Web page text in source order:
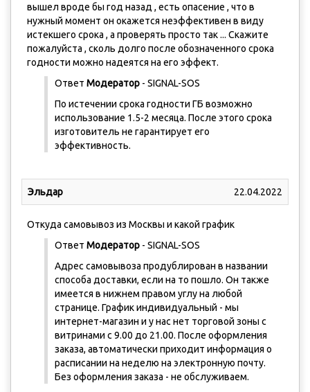
вышел вроде бы год назад , есть опасение , что в
нужный момент он окажется неэффективен в виду
истекшего срока , а проверять просто так ... Скажите
пожалуйста , сколь долго после обозначенного срока
годности можно надеятся на его эффект.
Ответ Модератор - SIGNAL-SOS
По истечении срока годности ГБ возможно
использование 1.5-2 месяца. После этого срока
изготовитель не гарантирует его
эффективность.
Эльдар 22.04.2022
Откуда самовывоз из Москвы и какой график
Ответ Модератор - SIGNAL-SOS
Адрес самовывоза продублирован в названии
способа доставки, если на то пошло. Он также
имеется в нижнем правом углу на любой
странице. График индивидуальный - мы
интернет-магазин и у нас нет торговой зоны с
витринами с 9.00 до 21.00. После оформления
заказа, автоматически приходит информация о
расписании на неделю на электронную почту.
Без оформления заказа - не обслуживаем.